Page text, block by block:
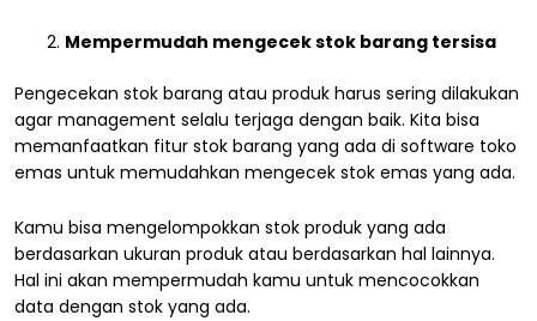
Mempermudah mengecek stok barang tersisa
Pengecekan stok barang atau produk harus sering dilakukan
agar management selalu terjaga dengan baik. Kita bisa
memanfaatkan fitur stok barang yang ada di software toko
emas untuk memudahkan mengecek stok emas yang ada.
Kamu bisa mengelompokkan stok produk yang ada
berdasarkan ukuran produk atau berdasarkan hal lainnya.
Hal ini akan mempermudah kamu untuk mencocokkan
data dengan stok yang ada.